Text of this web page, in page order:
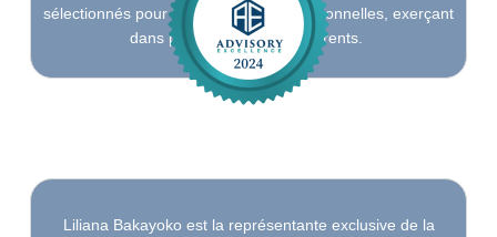
sélectionnés pour leurs qualités professionnelles, exerçant
dans plus de 140 pays différents.
Liliana Bakayoko est la représentante exclusive de la